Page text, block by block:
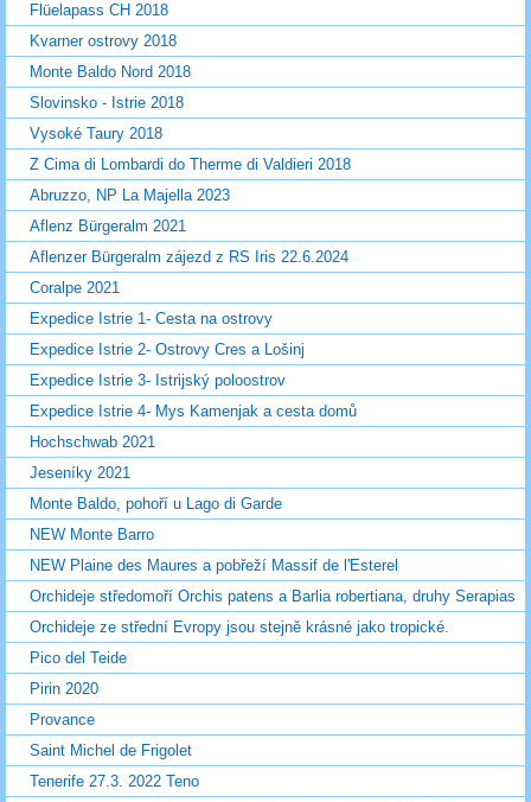
Flüelapass CH 2018
Kvarner ostrovy 2018
Monte Baldo Nord 2018
Slovinsko - Istrie 2018
Vysoké Taury 2018
Z Cima di Lombardi do Therme di Valdieri 2018
Abruzzo, NP La Majella 2023
Aflenz Bürgeralm 2021
Aflenzer Bürgeralm zájezd z RS Iris 22.6.2024
Coralpe 2021
Expedice Istrie 1- Cesta na ostrovy
Expedice Istrie 2- Ostrovy Cres a Lošinj
Expedice Istrie 3- Istrijský poloostrov
Expedice Istrie 4- Mys Kamenjak a cesta domů
Hochschwab 2021
Jeseníky 2021
Monte Baldo, pohoří u Lago di Garde
NEW Monte Barro
NEW Plaine des Maures a pobřeží Massif de l'Esterel
Orchideje středomoří Orchis patens a Barlia robertiana, druhy Serapias
Orchideje ze střední Evropy jsou stejně krásné jako tropické.
Pico del Teide
Pirin 2020
Provance
Saint Michel de Frigolet
Tenerife 27.3. 2022 Teno